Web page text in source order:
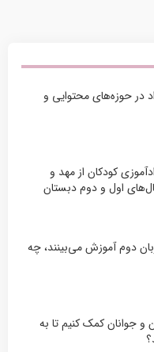
در حوزه‌های محتوایی و
کودکان از مهد و
اول و دوم دبستان
دوم آموزش می‌بینند، چه
و جوانان کمک کنیم تا به